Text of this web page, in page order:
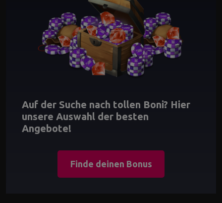
Auf der Suche nach tollen Boni? Hier
unsere Auswahl der besten
Angebote!
Finde deinen Bonus